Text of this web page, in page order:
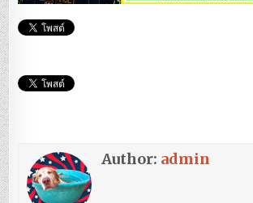
Author: admin